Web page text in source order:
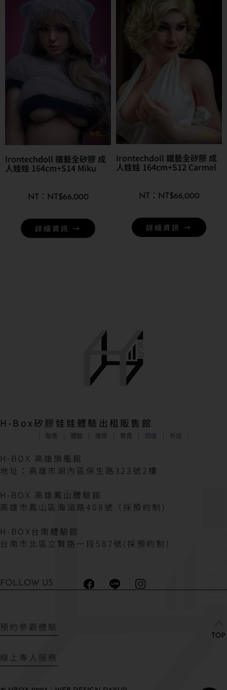
Irontechdoll 鐵藝全矽膠 成
人娃娃 164cm+S14 Miku
NT$66,000
詳細資訊 →
Irontechdoll 鐵藝全矽膠 成
人娃娃 164cm+S12 Carmel
NT$66,000
詳細資訊 →
H-Box矽膠娃娃體驗出租販售館
販售 體驗 維修 寄賣 回收 外送
H-BOX 高雄旗艦館
地址：高雄市湖內區保生路323號2樓
H-BOX 高雄鳳山體驗館
高雄市鳳山區海涵路408號（採預約制）
H-BOX台南體驗館
台南市北區立賢路一段587號(採預約制）
FOLLOW US
預約參觀體驗
線上專人服務